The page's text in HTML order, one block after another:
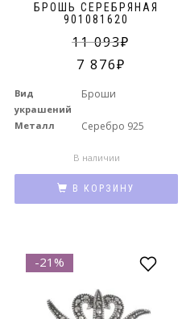
БРОШЬ СЕРЕБРЯНАЯ
901081620
11 093
7 876
Вид
украшений
Броши
Металл Серебро 925
В наличии
В КОРЗИНУ
-21%